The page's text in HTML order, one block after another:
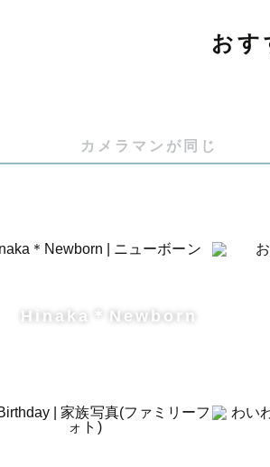
卒業頃から写真で「幸せを
10年後・20年後に見返して
何気ない日常
おす
カメラマンが同じ
Hinaka＊Newborn